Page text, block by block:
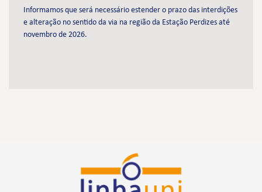
Informamos que será necessário estender o prazo das interdições
e alteração no sentido da via na região da Estação Perdizes até
novembro de 2026.